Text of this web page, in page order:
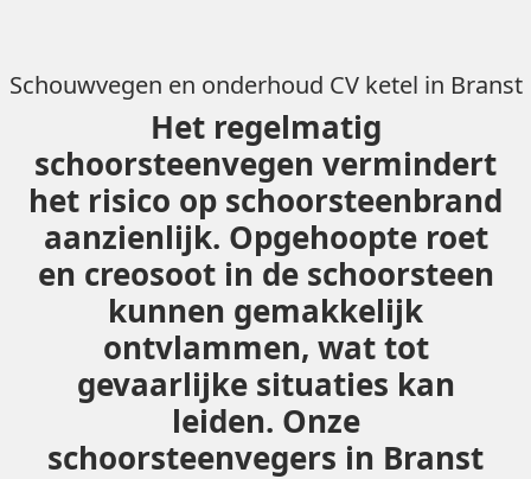
Schouwvegen en onderhoud CV ketel in Branst
Het regelmatig
schoorsteenvegen vermindert
het risico op schoorsteenbrand
aanzienlijk. Opgehoopte roet
en creosoot in de schoorsteen
kunnen gemakkelijk
ontvlammen, wat tot
gevaarlijke situaties kan
leiden. Onze
schoorsteenvegers in Branst